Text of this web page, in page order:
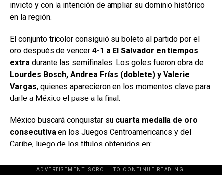
invicto y con la intención de ampliar su dominio histórico
en la región.
El conjunto tricolor consiguió su boleto al partido por el
oro después de vencer 4-1 a El Salvador en tiempos
extra durante las semifinales. Los goles fueron obra de
Lourdes Bosch, Andrea Frías (doblete) y Valerie
Vargas, quienes aparecieron en los momentos clave para
darle a México el pase a la final.
México buscará conquistar su cuarta medalla de oro
consecutiva en los Juegos Centroamericanos y del
Caribe, luego de los títulos obtenidos en:
ADVERTISEMENT. SCROLL TO CONTINUE READING.
[adsforwp id="243463"]